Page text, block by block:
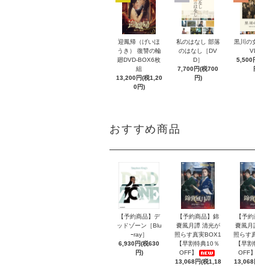
迎鳳帰（げいほ
うき） 復讐の輪
廻DVD-BOX6枚
組
13,200円(税1,20
0円)
私のはなし 部落
のはなし［DV
D］
7,700円(税700
円)
黒川の
5,500
おすすめ商品
【予約商品】デ
ッドゾーン［Blu
ｰray］
6,930円(税630
円)
【予約商品】錦
嚢風月譚 清光が
照らす真実BOX1
【早割特典10％
OFF】
13,068円(税1,18
【予
嚢風月
照らす
【早
OFF】
13,068